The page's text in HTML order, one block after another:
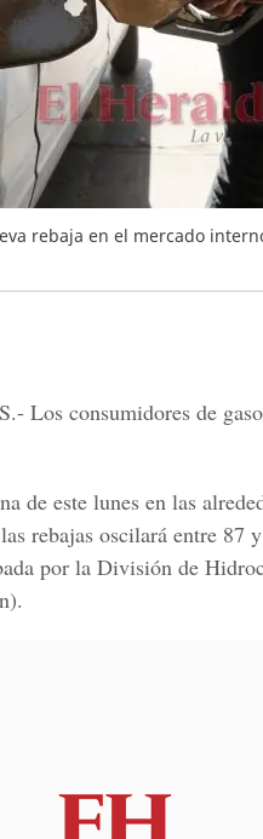
rebaja en el mercado
Los consumidores de
de este lunes en las
rebajas oscilará entre 87
por la División de